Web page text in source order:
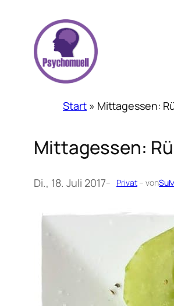
springen
Start » Mittagessen:
Mittagessen:
Di., 18. Juli 2017– Privat – von